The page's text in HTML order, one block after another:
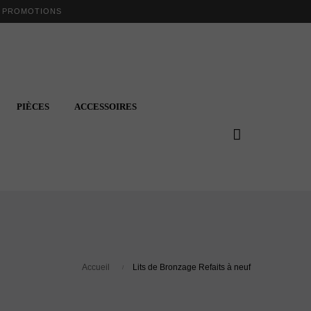
PIÈCES ACCESSOIRES
Accueil Lits de Bronzage Refaits à neuf